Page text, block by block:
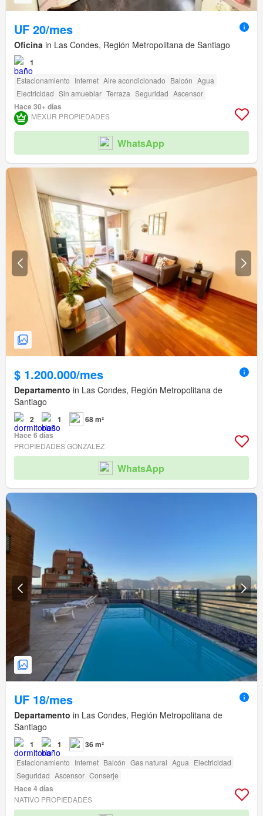
UF 20/mes
Oficina in Las Condes, Región Metropolitana de Santiago
1
Estacionamiento Internet Aire acondicionado Balcón Agua
Electricidad Sin amueblar Terraza Seguridad Ascensor
Hace 30+ días
MEXUR PROPIEDADES
WhatsApp
$ 1.200.000/mes
Departamento in Las Condes, Región Metropolitana de
Santiago
2 1
68 m²
Hace 6 días
PROPIEDADES GONZALEZ
WhatsApp
UF 18/mes
Departamento in Las Condes, Región Metropolitana de
Santiago
1 1 36 m²
Estacionamiento Internet Balcón Gas natural Agua Electricidad
Seguridad Ascensor Conserje
Hace 4 días
NATIVO PROPIEDADES